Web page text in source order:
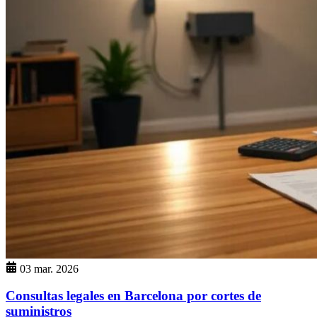
03 mar. 2026
Consultas legales en Barcelona por cortes de
suministros